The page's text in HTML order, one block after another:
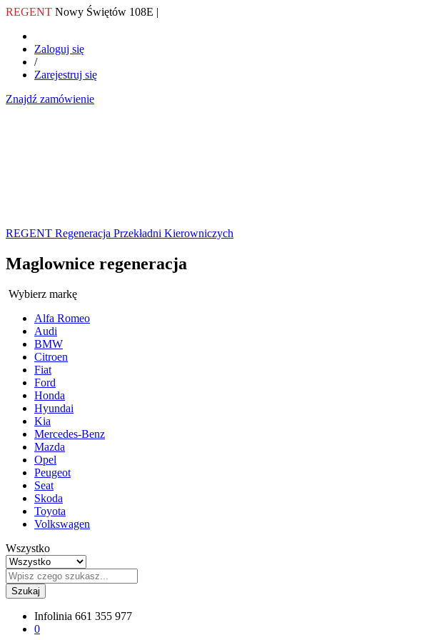
REGENT Nowy Świętów 108E |
Zaloguj się
/
Zarejestruj się
Znajdź zamówienie
REGENT Regeneracja Przekładni Kierowniczych
Maglownice regeneracja
Wybierz markę
Alfa Romeo
Audi
BMW
Citroen
Fiat
Ford
Honda
Hyundai
Kia
Mercedes-Benz
Mazda
Opel
Peugeot
Seat
Skoda
Toyota
Volkswagen
Wszystko
Szukaj
Infolinia 661 355 977
0